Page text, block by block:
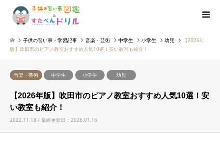
子供の習い事・学習記事 音楽・芸術 中学生 小学生 幼児
【2026年
版】吹田市のピアノ教室おすすめ人気10選！安い教室も紹介！
音楽・芸術 中学生 小学生 幼児
【2026年版】吹田市のピアノ教室おすすめ人気10選！安
い教室も紹介！
2022.11.18 / 最終更新日：2026.01.16